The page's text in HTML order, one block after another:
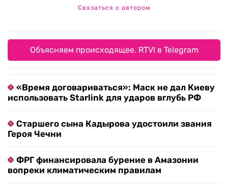
Связаться с автором
Объясняем происходящее. RTVI в Telegram
«Время договариваться»: Маск не дал Киеву
использовать Starlink для ударов вглубь РФ
Старшего сына Кадырова удостоили звания
Героя Чечни
ФРГ финансировала бурение в Амазонии
вопреки климатическим правилам